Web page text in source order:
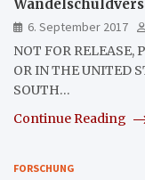
6. September 2017
NOT FOR RELEASE,
OR IN THE UNITED
SOUTH…
Continue Reading
FORSCHUNG